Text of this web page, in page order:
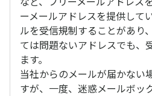
ーメールアドレスを提供して
ルを受信規制することがあり
ては問題ないアドレスでも、
ます。
当社からのメールが届かない
すが、一度、迷惑メールボッ